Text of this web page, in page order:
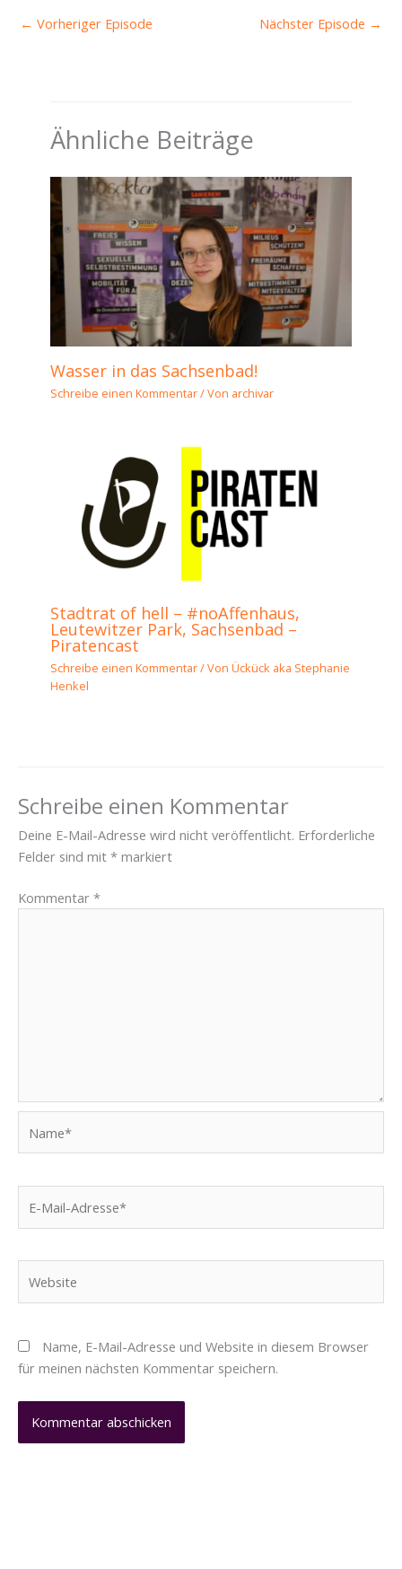
← Vorheriger Episode Nächster Episode →
Ähnliche Beiträge
Wasser in das Sachsenbad!
Schreibe einen Kommentar/ Von archivar
Stadtrat of hell – #noAffenhaus,
Leutewitzer Park, Sachsenbad –
Piratencast
Schreibe einen Kommentar/ VonÜckück aka Stephanie
Henkel
Schreibe einen Kommentar
Deine E-Mail-Adresse wird nicht veröffentlicht. Erforderliche
Felder sind mit * markiert
Kommentar *
Mail-
Name, E-Mail-Adresse und Website in diesem Browser
für meinen nächsten Kommentar speichern.